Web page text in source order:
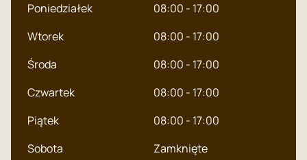
Poniedziałek
08:00 - 17:00
Wtorek
08:00 - 17:00
Środa
08:00 - 17:00
Czwartek
08:00 - 17:00
Piątek
08:00 - 17:00
Sobota
Zamknięte